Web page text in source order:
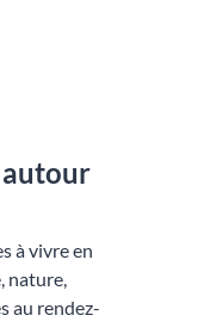
autour
à vivre en
nature,
au rendez-